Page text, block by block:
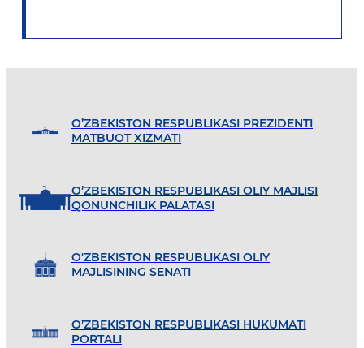
O’ZBEKISTON RESPUBLIKASI PREZIDENTI
MATBUOT XIZMATI
O’ZBEKISTON RESPUBLIKASI OLIY MAJLISI
QONUNCHILIK PALATASI
O'ZBEKISTON RESPUBLIKASI OLIY
MAJLISINING SENATI
O’ZBEKISTON RESPUBLIKASI HUKUMATI
PORTALI